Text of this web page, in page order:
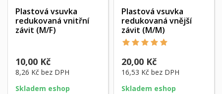
Plastová vsuvka
redukovaná vnitřní
závit (M/F)
10,00 Kč
8,26 Kč bez DPH
Skladem eshop
Plastová vsuvka
redukovaná vnější
závit (M/M)
20,00 Kč
16,53 Kč bez DPH
Skladem eshop